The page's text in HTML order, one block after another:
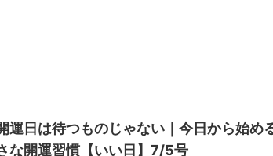
運日は待つものじゃない｜今日から始め
な開運習慣【いい日】7/5号